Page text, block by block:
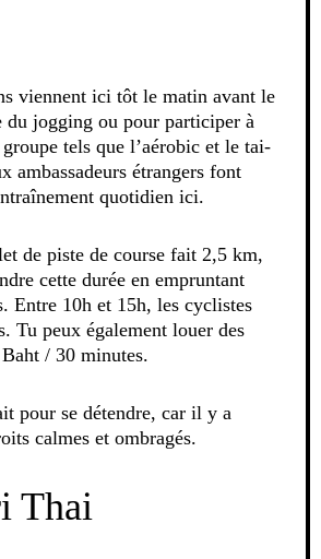
viennent ici tôt le matin avant le
jogging ou pour participer à
tels que l’aérobic et le tai-
ambassadeurs étrangers font
quotidien ici.
de piste de course fait 2,5 km,
cette durée en empruntant
Entre 10h et 15h, les cyclistes
Tu peux également louer des
/ 30 minutes.
pour se détendre, car il y a
calmes et ombragés.
Thai